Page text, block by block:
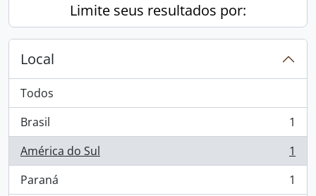
Limite seus resultados por:
Local
Todos
Brasil
, 1 resultados
1
América do Sul
, 1 resultados
1
Paraná
, 1 resultados
1